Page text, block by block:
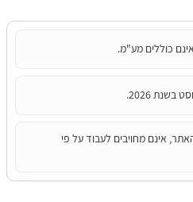
כוללים מע"מ.
2026.
אינם מחויבים לעבוד על פי